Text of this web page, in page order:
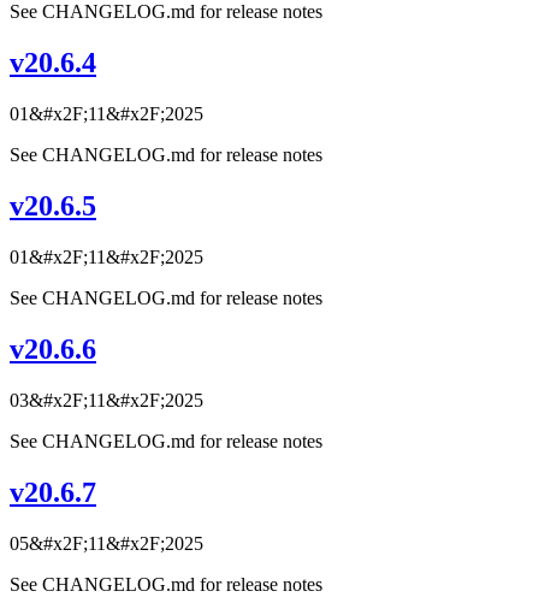
See CHANGELOG.md for release notes
v20.6.4
01&#x2F;11&#x2F;2025
See CHANGELOG.md for release notes
v20.6.5
01&#x2F;11&#x2F;2025
See CHANGELOG.md for release notes
v20.6.6
03&#x2F;11&#x2F;2025
See CHANGELOG.md for release notes
v20.6.7
05&#x2F;11&#x2F;2025
See CHANGELOG.md for release notes